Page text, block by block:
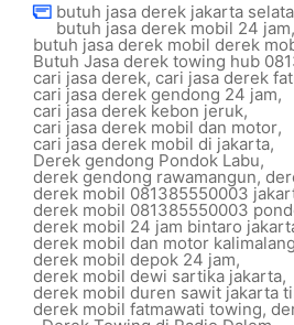
butuh jasa derek jakarta
butuh jasa derek mobil 24 jam,
butuh jasa derek mobil derek
Butuh Jasa derek towing hub
cari jasa derek, cari jasa derek
cari jasa derek gendong 24 jam,
cari jasa derek kebon jeruk,
cari jasa derek mobil dan motor,
cari jasa derek mobil di jakarta,
Derek gendong Pondok Labu,
derek gendong rawamangun,
derek mobil 081385550003
derek mobil 081385550003
derek mobil 24 jam bintaro
derek mobil dan motor kalimalang
derek mobil depok 24 jam,
derek mobil dewi sartika jakarta,
derek mobil duren sawit jakarta
derek mobil fatmawati towing,